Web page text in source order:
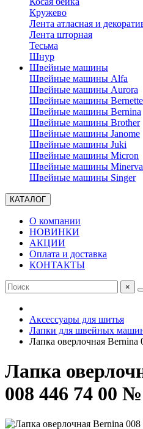
Кружево
Лента aтласная и
Лента шторная
Тесьма
Шнур
Швейные машины
Швейные машины Alfa
Швейные машины Aurora
Швейные машины Bernette
Швейные машины Bernina
Швейные машины Brother
Швейные машины Janome
Швейные машины Juki
Швейные машины Micron
Швейные машины Minerva
Швейные машины Singer
КАТАЛОГ
О компании
НОВИНКИ
АКЦИИ
Оплата и доставка
КОНТАКТЫ
×
Аксессуары для шитья
Лапки для швейных
Лапка оверлочная
Лапка
008 446 74 00